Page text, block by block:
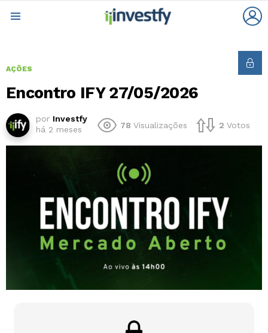
AÇÕES
Encontro IFY 27/05/2026
por Investfy
há 2 meses
78 Visualizações 2 Votos